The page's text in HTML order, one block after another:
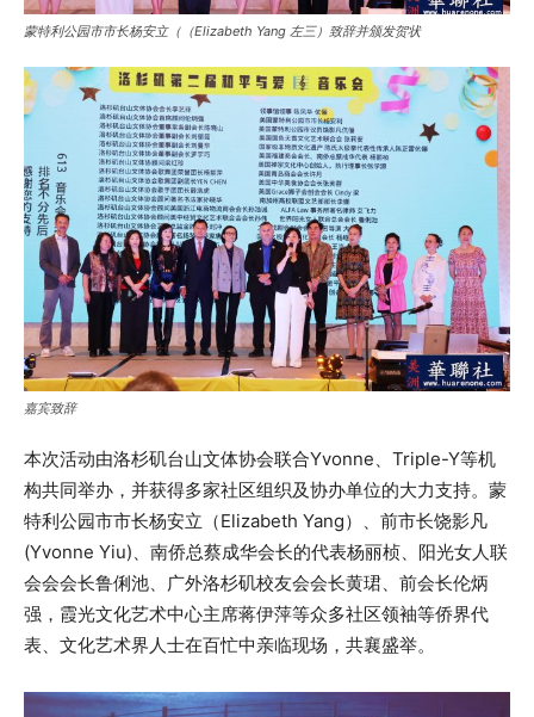
蒙特利公园市市长杨安立（（Elizabeth Yang 左三）致辞并颁发贺状
嘉宾致辞
本次活动由洛杉矶台山文体协会联合Yvonne、Triple-Y等机
构共同举办，并获得多家社区组织及协办单位的大力支持。蒙
特利公园市市长杨安立（Elizabeth Yang）、前市长饶影凡
(Yvonne Yiu)、南侨总蔡成华会长的代表杨丽桢、阳光女人联
会会会长鲁俐池、广外洛杉矶校友会会长黄珺、前会长伦炳
强，霞光文化艺术中心主席蒋伊萍等众多社区领袖等侨界代
表、文化艺术界人士在百忙中亲临现场，共襄盛举。